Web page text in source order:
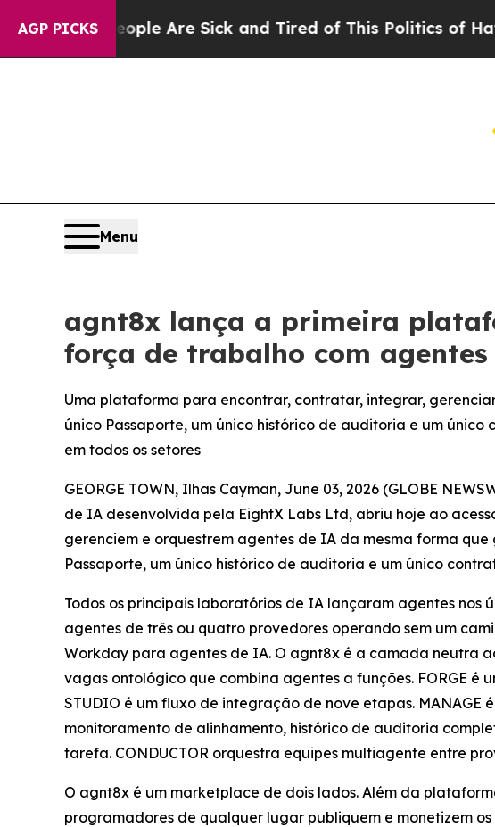
AGP PICKS
“People Are Sick and Tired of This Politics of Hatred”
Menu
agnt8x lança a primeira
força de trabalho com
Uma plataforma para encontrar, contratar, integrar,
único Passaporte, um único histórico de auditoria e um
em todos os setores
GEORGE TOWN, Ilhas Cayman, June 03, 2026 (GLOBE
de IA desenvolvida pela EightX Labs Ltd, abriu hoje ao
gerenciem e orquestrem agentes de IA da mesma forma
Passaporte, um único histórico de auditoria e um único
Todos os principais laboratórios de IA lançaram agentes
agentes de três ou quatro provedores operando sem um
Workday para agentes de IA. O agnt8x é a camada neutra
vagas ontológico que combina agentes a funções. FORGE
STUDIO é um fluxo de integração de nove etapas.
monitoramento de alinhamento, histórico de auditoria
tarefa. CONDUCTOR orquestra equipes multiagente entre
O agnt8x é um marketplace de dois lados. Além da
programadores de qualquer lugar publiquem e monetizem